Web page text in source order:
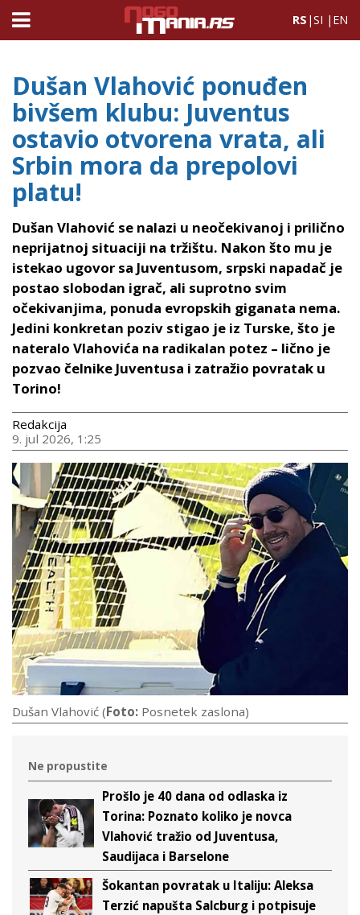
RS |SI | EN
Dušan Vlahović ponuđen
bivšem klubu: Juventus
ostavio otvorena vrata, ali
Srbin mora da prepolovi
platu!
Dušan Vlahović se nalazi u neočekivanoj i prilično
neprijatnoj situaciji na tržištu. Nakon što mu je
istekao ugovor sa Juventusom, srpski napadač je
postao slobodan igrač, ali suprotno svim
očekivanjima, ponuda evropskih giganata nema.
Jedini konkretan poziv stigao je iz Turske, što je
nateralo Vlahovića na radikalan potez – lično je
pozvao čelnike Juventusa i zatražio povratak u
Torino!
Redakcija
9. jul 2026, 1:25
Dušan Vlahović (Foto: Posnetek zaslona)
Ne propustite
Prošlo je 40 dana od odlaska iz
Torina: Poznato koliko je novca
Vlahović tražio od Juventusa,
Saudijaca i Barselone
Šokantan povratak u Italiju: Aleksa
Terzić napušta Salcburg i potpisuje